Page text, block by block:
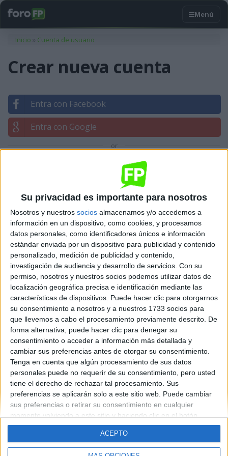
Su privacidad es importante para nosotros
Nosotros y nuestros socios almacenamos y/o accedemos a
información en un dispositivo, como cookies, y procesamos
datos personales, como identificadores únicos e información
estándar enviada por un dispositivo para publicidad y contenido
personalizado, medición de publicidad y contenido,
investigación de audiencia y desarrollo de servicios. Con su
permiso, nosotros y nuestros socios podemos utilizar datos de
localización geográfica precisa e identificación mediante las
características de dispositivos. Puede hacer clic para otorgarnos
su consentimiento a nosotros y a nuestros 1733 socios para
que llevemos a cabo el procesamiento previamente descrito. De
forma alternativa, puede hacer clic para denegar su
consentimiento o acceder a información más detallada y
cambiar sus preferencias antes de otorgar su consentimiento.
Tenga en cuenta que algún procesamiento de sus datos
personales puede no requerir de su consentimiento, pero usted
tiene el derecho de rechazar tal procesamiento. Sus
preferencias se aplicarán solo a este sitio web. Puede cambiar
sus preferencias o retirar su consentimiento en cualquier
momento volviendo a este sitio y haciendo clic en el botón
"Privacidad" en la parte inferior de la página web.
ACEPTO
Usted está aquí
Inicio » Cuenta de usuario
Crear nueva cuenta
Entra con Facebook
Entra con Google
or
Contáctanos
Dirección: Diego de León 47, 28006 Madrid
Phone: +34 91 593 2767
Email: info@forofp.es
Información legal
Política de privacidad
Condiciones generales de contratación
Política de cookies
© Compás Mediterráneo SL. Todos los derechos reservados.